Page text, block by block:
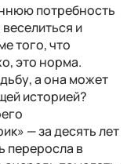
потребность
и
того, что
это норма.
а она может
историей?
— за десять лет
переросла в